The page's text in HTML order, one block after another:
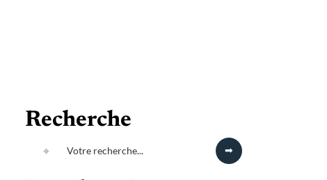
Recherche